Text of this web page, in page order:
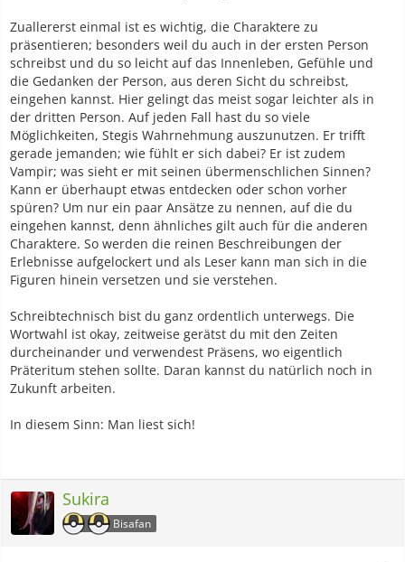
Zuallererst einmal ist es wichtig, die Charaktere zu
präsentieren; besonders weil du auch in der ersten Person
schreibst und du so leicht auf das Innenleben, Gefühle und
die Gedanken der Person, aus deren Sicht du schreibst,
eingehen kannst. Hier gelingt das meist sogar leichter als in
der dritten Person. Auf jeden Fall hast du so viele
Möglichkeiten, Stegis Wahrnehmung auszunutzen. Er trifft
gerade jemanden; wie fühlt er sich dabei? Er ist zudem
Vampir; was sieht er mit seinen übermenschlichen Sinnen?
Kann er überhaupt etwas entdecken oder schon vorher
spüren? Um nur ein paar Ansätze zu nennen, auf die du
eingehen kannst, denn ähnliches gilt auch für die anderen
Charaktere. So werden die reinen Beschreibungen der
Erlebnisse aufgelockert und als Leser kann man sich in die
Figuren hinein versetzen und sie verstehen.
Schreibtechnisch bist du ganz ordentlich unterwegs. Die
Wortwahl ist okay, zeitweise gerätst du mit den Zeiten
durcheinander und verwendest Präsens, wo eigentlich
Präteritum stehen sollte. Daran kannst du natürlich noch in
Zukunft arbeiten.
In diesem Sinn: Man liest sich!
Sukira
Bisafan